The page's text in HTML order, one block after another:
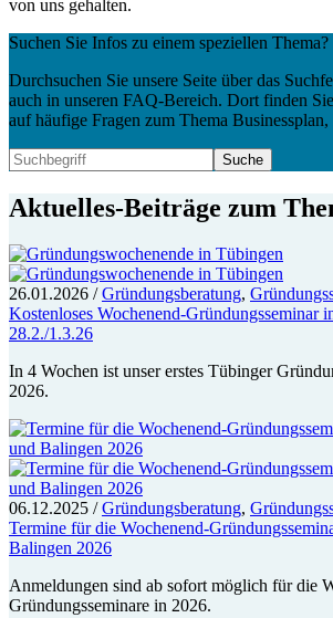
von uns gehalten.
Suchen Sie Infos zu einem speziellen Thema?
Durchsuchen Sie unsere Seite über das
auch in unseren FAQ-Bereich. Dort finden
auf häufige Fragen zum Thema
Aktuelles-Beiträge zum
26.01.2026 /Gründungsberatung,
Kostenloses Wochenend-Gründungsseminar
28.2./1.3.26
In 4 Wochen ist unser erstes Tübinger
2026.
06.12.2025 /Gründungsberatung,
Termine für die Wochenend-
Balingen 2026
Anmeldungen sind ab sofort möglich für die
Gründungsseminare in 2026.